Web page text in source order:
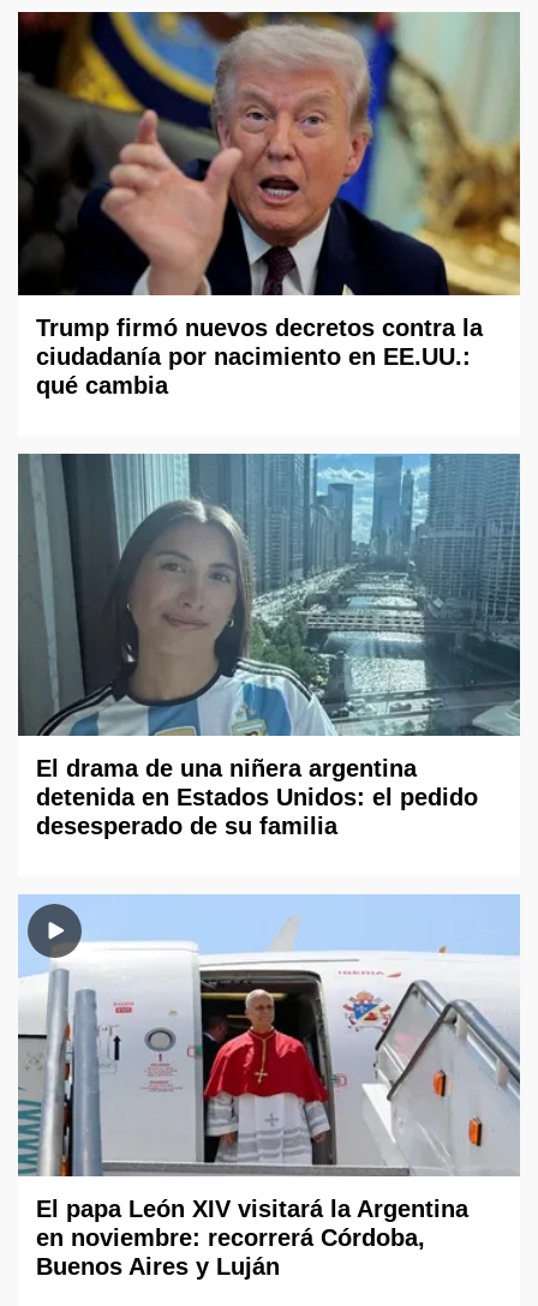
Trump firmó nuevos decretos contra la
ciudadanía por nacimiento en EE.UU.:
qué cambia
El drama de una niñera argentina
detenida en Estados Unidos: el pedido
desesperado de su familia
El papa León XIV visitará la Argentina
en noviembre: recorrerá Córdoba,
Buenos Aires y Luján